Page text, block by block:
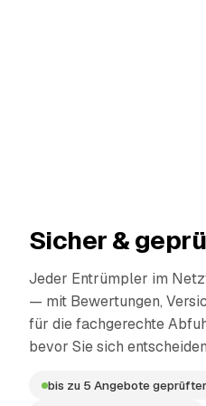
Sicher &
Jeder Entrümpler im
— mit Bewertungen,
für die fachgerechte
bevor Sie sich
bis zu 5 Angebote